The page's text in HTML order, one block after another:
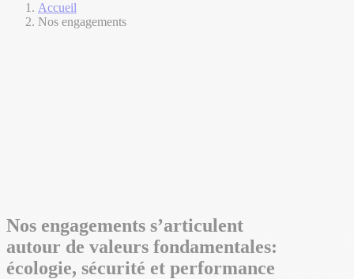
Accueil
Nos engagements
Nos engagements s’articulent
autour de valeurs fondamentales:
écologie, sécurité et performance